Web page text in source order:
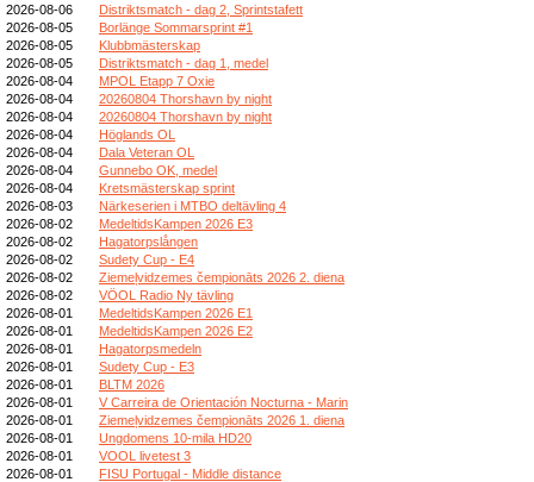
2026-08-06
Distriktsmatch - dag 2, Sprintstafett
2026-08-05
Borlänge Sommarsprint #1
2026-08-05
Klubbmästerskap
2026-08-05
Distriktsmatch - dag 1, medel
2026-08-04
MPOL Etapp 7 Oxie
2026-08-04
20260804 Thorshavn by night
2026-08-04
20260804 Thorshavn by night
2026-08-04
Höglands OL
2026-08-04
Dala Veteran OL
2026-08-04
Gunnebo OK, medel
2026-08-04
Kretsmästerskap sprint
2026-08-03
Närkeserien i MTBO deltävling 4
2026-08-02
MedeltidsKampen 2026 E3
2026-08-02
Hagatorpslången
2026-08-02
Sudety Cup - E4
2026-08-02
Ziemeļvidzemes čempionāts 2026 2. diena
2026-08-02
VÖOL Radio Ny tävling
2026-08-01
MedeltidsKampen 2026 E1
2026-08-01
MedeltidsKampen 2026 E2
2026-08-01
Hagatorpsmedeln
2026-08-01
Sudety Cup - E3
2026-08-01
BLTM 2026
2026-08-01
V Carreira de Orientación Nocturna - Marin
2026-08-01
Ziemeļvidzemes čempionāts 2026 1. diena
2026-08-01
Ungdomens 10-mila HD20
2026-08-01
VOOL livetest 3
2026-08-01
FISU Portugal - Middle distance